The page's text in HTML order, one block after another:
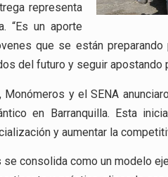
representa
“Es un aporte
que se están
del futuro y seguir apostando
y el SENA
en Barranquilla. Esta
y aumentar la
consolida como un modelo